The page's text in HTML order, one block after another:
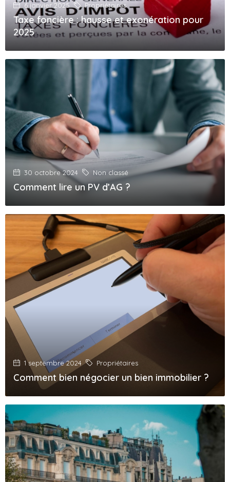
6 janvier 2025 Propriétaires
Taxe foncière : hausse et exonération pour
2025
30 octobre 2024 Non classé
Comment lire un PV d’AG ?
1 septembre 2024 Propriétaires
Comment bien négocier un bien immobilier ?